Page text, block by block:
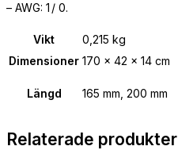
– AWG: 1 / 0.
Vikt
0,215 kg
Dimensioner 170 × 42 × 14 cm
Längd 165 mm, 200 mm
Relaterade produkter